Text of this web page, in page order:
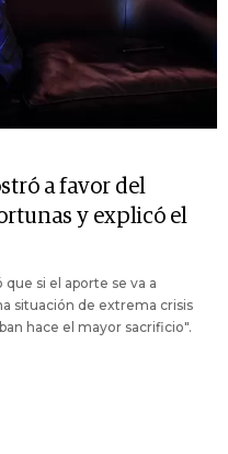
a favor del
y explicó el
si el aporte se va a
situación de extrema crisis
hace el mayor sacrificio".